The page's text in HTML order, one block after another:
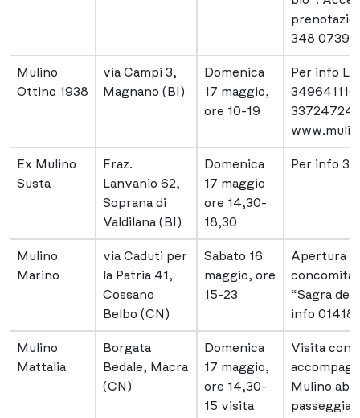
348
Mulino
Ottino 1938
via Campi 3,
Magnano (BI)
Domenica
17 maggio,
ore 10-19
Per info
Ex Mulino
Susta
Fraz.
Lanvanio 62,
Soprana di
Valdilana (BI)
Domenica
17 maggio
ore 14,30-
18,30
Per info
Mulino
Marino
via Caduti per
la Patria 41,
Cossano
Belbo (CN)
Sabato 16
maggio, ore
15-23
Apertura
“Sagra
info
Mulino
Mattalia
Borgata
Bedale, Macra
(CN)
Domenica
17 maggio,
ore 14,30-
15 visita
Visita con
Mulino